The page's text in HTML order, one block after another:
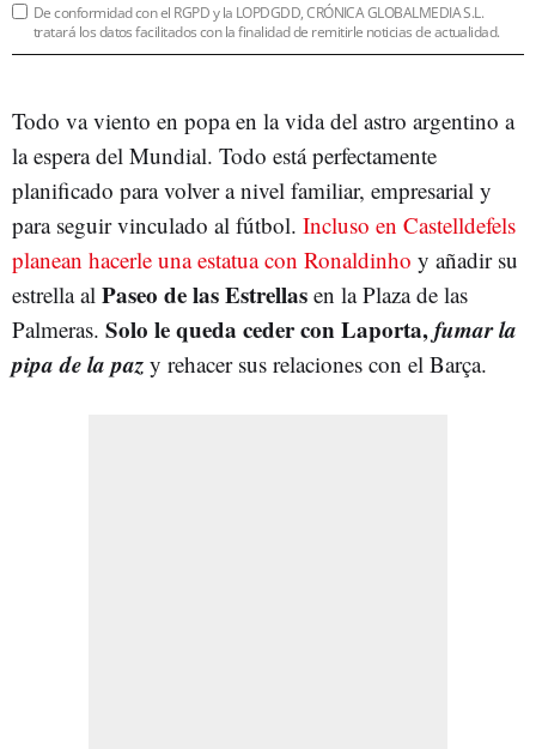
De conformidad con el RGPD y la LOPDGDD, CRÓNICA GLOBALMEDIA S.L.
tratará los datos facilitados con la finalidad de remitirle noticias de actualidad.
Todo va viento en popa en la vida del astro argentino a
la espera del Mundial. Todo está perfectamente
planificado para volver a nivel familiar, empresarial y
para seguir vinculado al fútbol. Incluso en Castelldefels
planean hacerle una estatua con Ronaldinho y añadir su
estrella al Paseo de las Estrellas en la Plaza de las
Palmeras. Solo le queda ceder con Laporta,fumar la
pipa de la paz y rehacer sus relaciones con el Barça.